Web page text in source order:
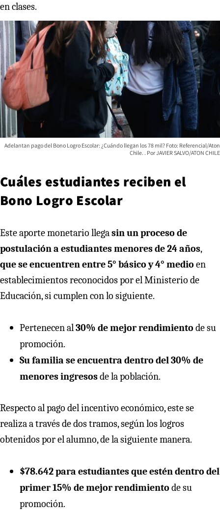
en clases.
Adelantan pago del Bono Logro Escolar: ¿Cuándo llegan los 78 mil? Foto: Referencial/Aton
Chile.
JAVIER SALVO/ATON CHILE
Cuáles estudiantes reciben el
Bono Logro Escolar
Este aporte monetario llegasin un proceso de
postulación a estudiantes menores de 24 años,
que se encuentren entre 5° básico y 4° medio en
establecimientos reconocidos por el Ministerio de
Educación, si cumplen con lo siguiente.
Pertenecen al30% de mejor rendimiento de su
promoción.
Su familia se encuentra dentro del 30% de
menores ingresosde la población.
Respecto al pago del incentivo económico, este se
realiza a través de dos tramos, según los logros
obtenidos por el alumno, de la siguiente manera.
$78.642 para estudiantes que estén dentro del
primer 15% de mejor rendimiento de su
promoción.